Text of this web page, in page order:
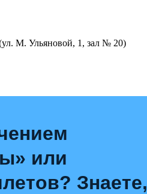
М. Ульяновой, 1, зал № 20)
или
Знаете,